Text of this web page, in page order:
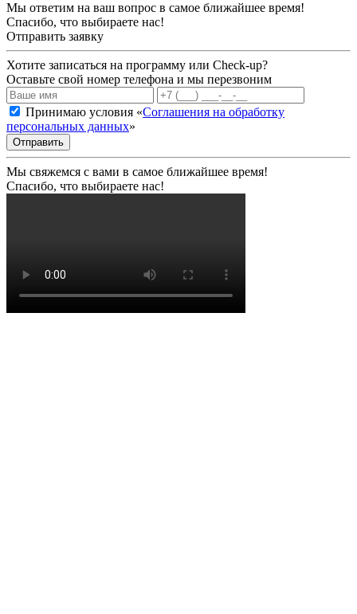
Мы ответим на ваш вопрос в самое ближайшее время!
Спасибо, что выбираете нас!
Отправить заявку
Хотите записаться на программу или Check-up?
Оставьте свой номер телефона и мы перезвоним
Принимаю условия «Соглашения на обработку
персональных данных»
Отправить
Мы свяжемся с вами в самое ближайшее время!
Спасибо, что выбираете нас!